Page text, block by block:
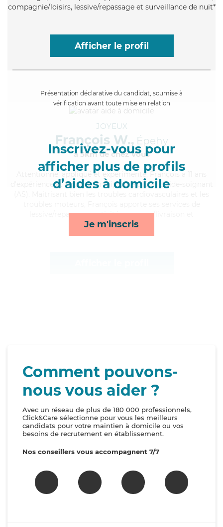
compagnie/loisirs, lessive/repassage et surveillance de nuit*
Afficher le profil
Présentation déclarative du candidat, soumise à
vérification avant toute mise en relation
Inscrivez-vous pour
afficher plus de profils
d’aides à domicile
Je m'inscris
JOYEUX
François W., Épehy
à 5km de chez Vous
, appliqué et expérimenté, François a 11 ans
d'expérience et possède un diplôme d'Etat d'aide-soignant
lessive/repassage, activités, courses/livraison et
surveillance de nuit*
Comment pouvons-
nous vous aider ?
Avec un réseau de plus de 180 000 professionnels,
Click&Care sélectionne pour vous les meilleurs
candidats pour votre maintien à domicile ou vos
besoins de recrutement en établissement.
Nos conseillers vous accompagnent 7/7